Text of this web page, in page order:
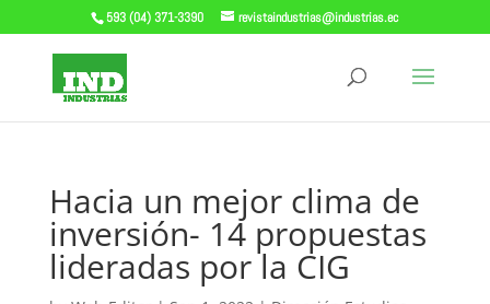
593 (04) 371-3390 revistaindustrias@industrias.ec
Hacia un mejor clima de
inversión- 14 propuestas
lideradas por la CIG